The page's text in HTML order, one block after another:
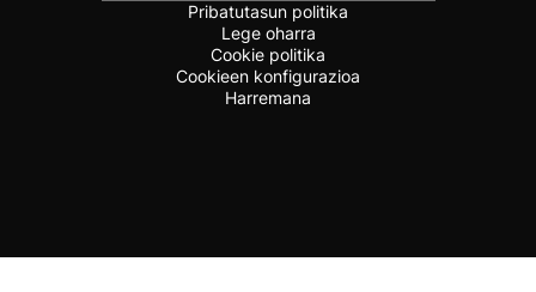
Pribatutasun politika
Lege oharra
Cookie politika
Cookieen konfigurazioa
Harremana